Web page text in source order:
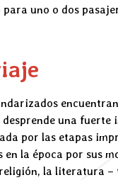
para uno o dos
una
por las etapas
en la época por sus
la literatura